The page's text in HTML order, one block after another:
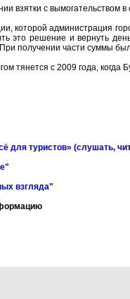
взятки с вымогательством
которой администрация
это решение и вернуть
получении части суммы
тянется с 2009 года,
для туристов» (слушать,
взгляда"